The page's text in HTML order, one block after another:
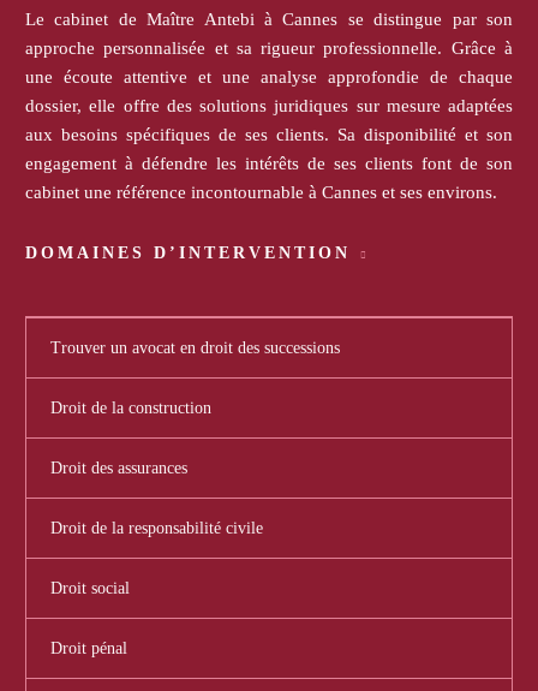
Le cabinet de Maître Antebi à Cannes se distingue par son
approche personnalisée et sa rigueur professionnelle. Grâce à
une écoute attentive et une analyse approfondie de chaque
dossier, elle offre des solutions juridiques sur mesure adaptées
aux besoins spécifiques de ses clients. Sa disponibilité et son
engagement à défendre les intérêts de ses clients font de son
cabinet une référence incontournable à Cannes et ses environs.
DOMAINES D’INTERVENTION
Trouver un avocat en droit des successions
Droit de la construction
Droit des assurances
Droit de la responsabilité civile
Droit social
Droit pénal